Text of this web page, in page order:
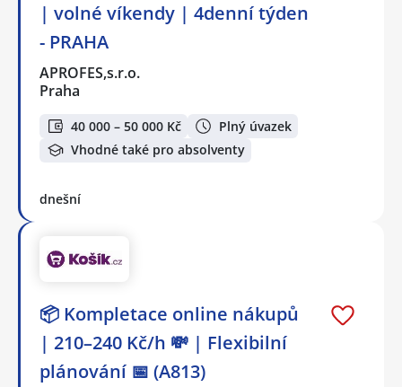
| volné víkendy | 4denní týden
- PRAHA
APROFES,s.r.o.
Praha
40 000 – 50 000 Kč
Plný úvazek
Vhodné také pro absolventy
dnešní
📦 Kompletace online nákupů
| 210–240 Kč/h 💸 | Flexibilní
plánování 📅 (A813)